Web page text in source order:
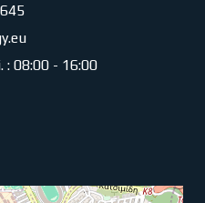
: 08:00 - 16:00